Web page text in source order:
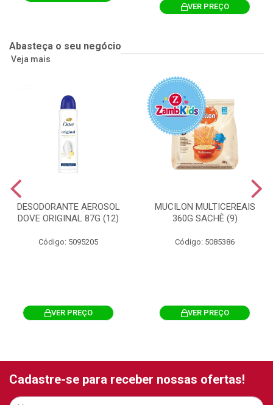
VER PREÇO
Abasteça o seu negócio
Veja mais
DESODORANTE AEROSOL
DOVE ORIGINAL 87G (12)
Código: 5095205
VER PREÇO
MUCILON MULTICEREAIS
360G SACHÊ (9)
Código: 5085386
VER PREÇO
Cadastre-se para receber nossas ofertas!